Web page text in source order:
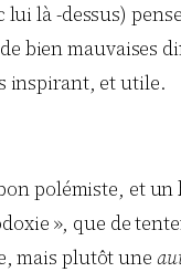
lui là -dessus)
bien mauvaises
inspirant, et utile.
polémiste, et un
», que de
mais plutôt une